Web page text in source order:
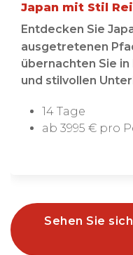
Japan mit Stil
Entdecken Sie
ausgetretenen
übernachten Sie
und stilvollen
14 Tage
ab 3995 € pro
Sehen Sie